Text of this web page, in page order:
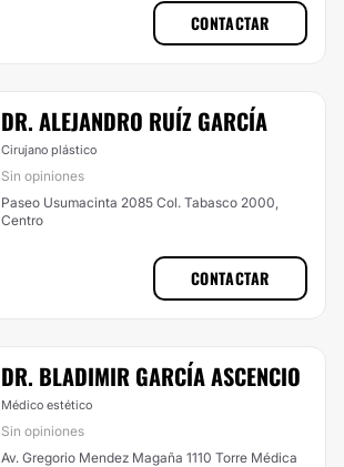
CONTACTAR
DR. ALEJANDRO RUÍZ GARCÍA
Cirujano plástico
Sin opiniones
Paseo Usumacinta 2085 Col. Tabasco 2000,
Centro
CONTACTAR
DR. BLADIMIR GARCÍA ASCENCIO
Médico estético
Sin opiniones
Av. Gregorio Mendez Magaña 1110 Torre Médica